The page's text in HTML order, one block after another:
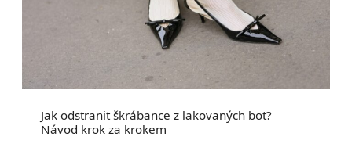
Jak odstranit škrábance z lakovaných bot?
Návod krok za krokem